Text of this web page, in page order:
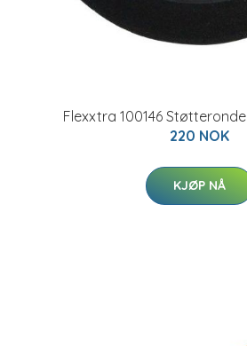
Flexxtra 100146
220 NOK
KJØP NÅ